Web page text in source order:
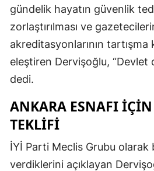
gündelik hayatın güvenlik
zorlaştırılması ve
akreditasyonlarının tartışma
eleştiren Dervişoğlu, “Devlet
dedi.
ANKARA ESNAFI
TEKLIFI
İYİ Parti Meclis Grubu
verdiklerini açıklayan